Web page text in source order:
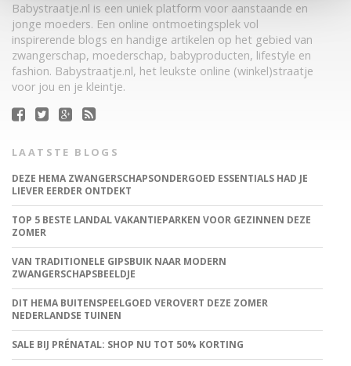
Babystraatje.nl is een uniek platform voor aanstaande en
jonge moeders. Een online ontmoetingsplek vol
inspirerende blogs en handige artikelen op het gebied van
zwangerschap, moederschap, babyproducten, lifestyle en
fashion. Babystraatje.nl, het leukste online (winkel)straatje
voor jou en je kleintje.
LAATSTE BLOGS
DEZE HEMA ZWANGERSCHAPSONDERGOED ESSENTIALS HAD JE
LIEVER EERDER ONTDEKT
TOP 5 BESTE LANDAL VAKANTIEPARKEN VOOR GEZINNEN DEZE
ZOMER
VAN TRADITIONELE GIPSBUIK NAAR MODERN
ZWANGERSCHAPSBEELDJE
DIT HEMA BUITENSPEELGOED VEROVERT DEZE ZOMER
NEDERLANDSE TUINEN
SALE BIJ PRÉNATAL: SHOP NU TOT 50% KORTING